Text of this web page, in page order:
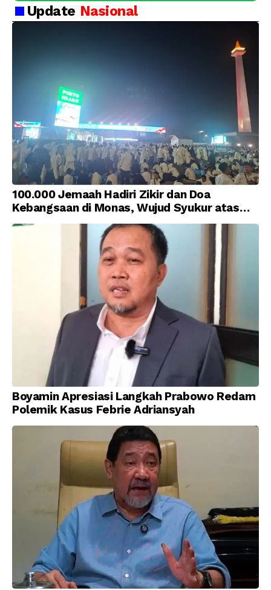
Update Nasional
100.000 Jemaah Hadiri Zikir dan Doa
Kebangsaan di Monas, Wujud Syukur atas
Kemerdekaan Indonesia
Boyamin Apresiasi Langkah Prabowo Redam
Polemik Kasus Febrie Adriansyah